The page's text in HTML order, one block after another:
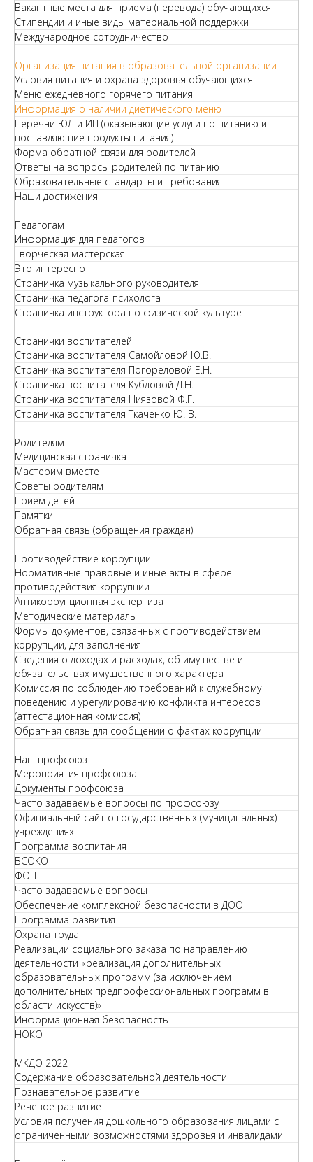
Вакантные места для приема (перевода) обучающихся
Стипендии и иные виды материальной поддержки
Международное сотрудничество
Организация питания в образовательной организации
Условия питания и охрана здоровья обучающихся
Меню ежедневного горячего питания
Информация о наличии диетического меню
Перечни ЮЛ и ИП (оказывающие услуги по питанию и
поставляющие продукты питания)
Форма обратной связи для родителей
Ответы на вопросы родителей по питанию
Образовательные стандарты и требования
Наши достижения
Педагогам
Информация для педагогов
Творческая мастерская
Это интересно
Страничка музыкального руководителя
Страничка педагога-психолога
Страничка инструктора по физической культуре
Странички воспитателей
Страничка воспитателя Самойловой Ю.В.
Страничка воспитателя Погореловой Е.Н.
Страничка воспитателя Кубловой Д.Н.
Страничка воспитателя Ниязовой Ф.Г.
Страничка воспитателя Ткаченко Ю. В.
Родителям
Медицинская страничка
Мастерим вместе
Советы родителям
Прием детей
Памятки
Обратная связь (обращения граждан)
Противодействие коррупции
Нормативные правовые и иные акты в сфере
противодействия коррупции
Антикоррупционная экспертиза
Методические материалы
Формы документов, связанных с противодействием
коррупции, для заполнения
Сведения о доходах и расходах, об имуществе и
обязательствах имущественного характера
Комиссия по соблюдению требований к служебному
поведению и урегулированию конфликта интересов
(аттестационная комиссия)
Обратная связь для сообщений о фактах коррупции
Наш профсоюз
Мероприятия профсоюза
Документы профсоюза
Часто задаваемые вопросы по профсоюзу
Официальный сайт о государственных (муниципальных)
учреждениях
Программа воспитания
ВСОКО
ФОП
Часто задаваемые вопросы
Обеспечение комплексной безопасности в ДОО
Программа развития
Охрана труда
Реализации социального заказа по направлению
деятельности «реализация дополнительных
образовательных программ (за исключением
дополнительных предпрофессиональных программ в
области искусств)»
Информационная безопасность
НОКО
МКДО 2022
Содержание образовательной деятельности
Познавательное развитие
Речевое развитие
Условия получения дошкольного образования лицами с
ограниченными возможностями здоровья и инвалидами